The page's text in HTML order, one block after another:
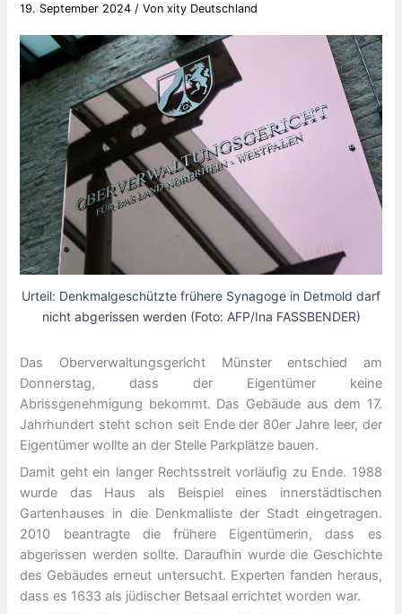
19. September 2024 / Vonxity Deutschland
Urteil: Denkmalgeschützte frühere Synagoge in Detmold darf
nicht abgerissen werden (Foto: AFP/Ina FASSBENDER)
Das Oberverwaltungsgericht Münster entschied am
Donnerstag, dass der Eigentümer keine
Abrissgenehmigung bekommt. Das Gebäude aus dem 17.
Jahrhundert steht schon seit Ende der 80er Jahre leer, der
Eigentümer wollte an der Stelle Parkplätze bauen.
Damit geht ein langer Rechtsstreit vorläufig zu Ende. 1988
wurde das Haus als Beispiel eines innerstädtischen
Gartenhauses in die Denkmalliste der Stadt eingetragen.
2010 beantragte die frühere Eigentümerin, dass es
abgerissen werden sollte. Daraufhin wurde die Geschichte
des Gebäudes erneut untersucht. Experten fanden heraus,
dass es 1633 als jüdischer Betsaal errichtet worden war.